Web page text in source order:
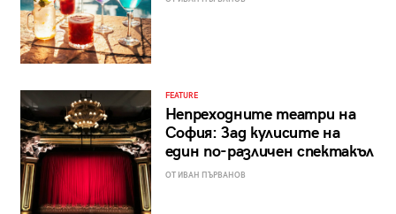
FEATURE
Непреходните театри на
София: Зад кулисите на
един по-различен спектакъл
ОТ ИВАН ПЪРВАНОВ